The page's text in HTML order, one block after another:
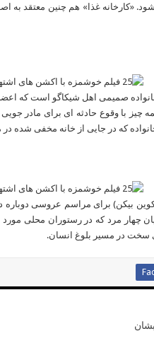
«کارخانه غذا» هم چنین معتقد به
خانواده صمیمی اهل شیکاگو است که
با وقوع حادثه ای برای مادر
که در جایی از خانه مخفی شده
بیکن) برای مراسم عروسی دوباره
چهار مرد که در رستوران محلی مورد
سخت در مسیر بلوغ انسان.